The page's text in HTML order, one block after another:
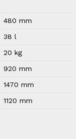
480 mm
38 l
20 kg
920 mm
1470 mm
1120 mm